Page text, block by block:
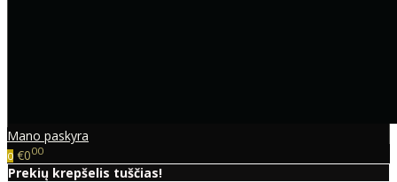
Mano paskyra
0 €000
Prekių krepšelis tuščias!